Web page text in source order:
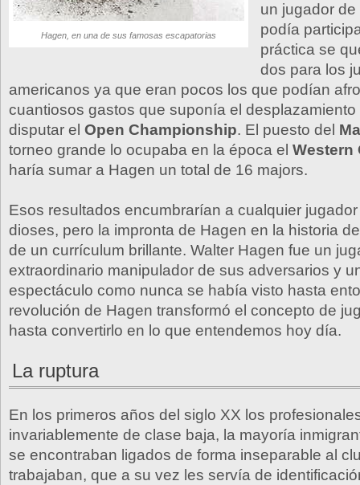
Hagen, en una de sus famosas escapatorias
un jugador
podía
práctica se
dos para los
americanos ya que eran pocos los que podían
cuantiosos gastos que suponía el
disputar el Open Championship. El puesto del
torneo grande lo ocupaba en la época el Western
haría sumar a Hagen un total de 16 majors.
Esos resultados encumbrarían a cualquier
dioses, pero la impronta de Hagen en la historia
de un currículum brillante. Walter Hagen fue un
extraordinario manipulador de sus adversarios y
espectáculo como nunca se había visto hasta
revolución de Hagen transformó el concepto de
hasta convertirlo en lo que entendemos hoy día.
La ruptura
En los primeros años del siglo XX los
invariablemente de clase baja, la mayoría
se encontraban ligados de forma inseparable al
trabajaban, que a su vez les servía de